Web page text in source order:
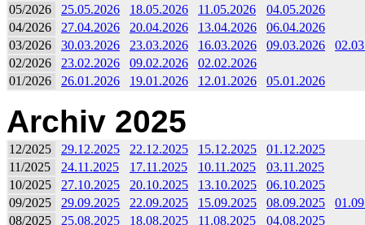
05/2026
25.05.2026 18.05.2026 11.05.2026
04.05.2026
04/2026
27.04.2026 20.04.2026 13.04.2026
06.04.2026
03/2026
30.03.2026 23.03.2026 16.03.2026 09.03.2026
02/2026
23.02.2026 09.02.2026
02.02.2026
01/2026
26.01.2026 19.01.2026 12.01.2026 05.01.2026
Archiv 2025
12/2025 29.12.2025 22.12.2025 15.12.2025
01.12.2025
11/2025
24.11.2025 17.11.2025 10.11.2025
03.11.2025
10/2025
27.10.2025 20.10.2025 13.10.2025
06.10.2025
09/2025
29.09.2025 22.09.2025 15.09.2025 08.09.2025
08/2025
25.08.2025 18.08.2025 11.08.2025
04.08.2025